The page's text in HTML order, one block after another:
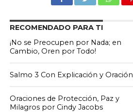
RECOMENDADO PARA TI
¡No se Preocupen por Nada; en
Cambio, Oren por Todo!
Salmo 3 Con Explicación y Oración
Oraciones de Protección, Paz y
Milagros por Cindy Jacobs